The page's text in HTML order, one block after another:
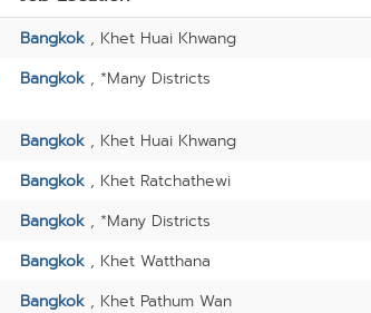
Bangkok , Khet Huai Khwang
Bangkok , *Many Districts
Bangkok , Khet Huai Khwang
Bangkok , Khet Ratchathewi
Bangkok , *Many Districts
Bangkok , Khet Watthana
Bangkok , Khet Pathum Wan